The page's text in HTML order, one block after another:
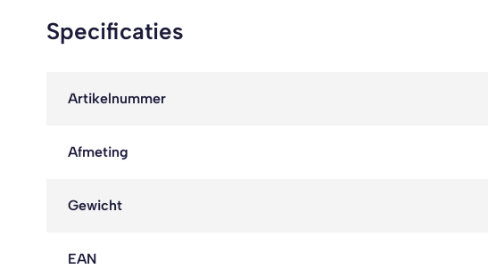
Specificaties
Artikelnummer
Afmeting
Gewicht
EAN